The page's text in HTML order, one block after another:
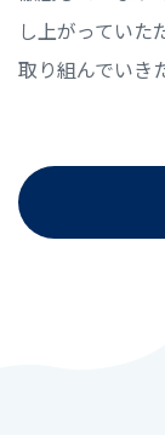
し上がっていた
取り組んでいき